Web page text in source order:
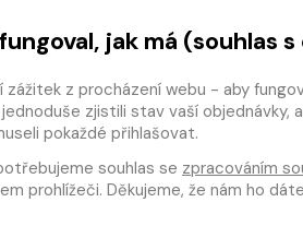
Prodejna
jak má (souhlas
zážitek z procházení webu - aby
zjistili stav vaší objednávky,
pokaždé přihlašovat.
souhlas se zpracováním
prohlížeči. Děkujeme, že nám ho